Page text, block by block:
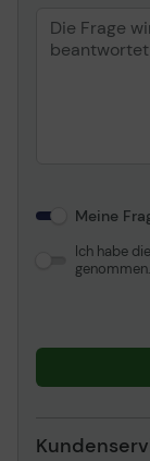
Epson bietet
Meine
Ich habe die
genommen.